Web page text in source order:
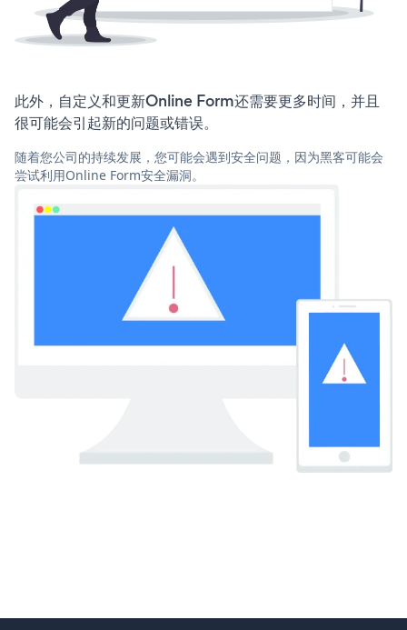
此外，自定义和更新Online Form还需要更多时间，并且
很可能会引起新的问题或错误。
随着您公司的持续发展，您可能会遇到安全问题，因为黑客可能会
尝试利用Online Form安全漏洞。